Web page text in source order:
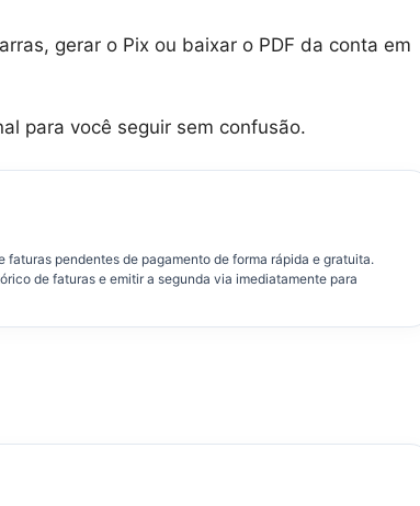
gerar o Pix ou baixar o PDF da conta em
para você seguir sem confusão.
pendentes de pagamento de forma rápida e gratuita.
de faturas e emitir a segunda via imediatamente para